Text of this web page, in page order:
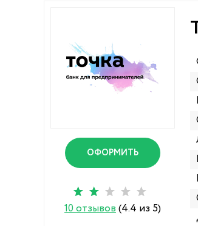
ОФОРМИТЬ
10 отзывов(4.4 из 5)